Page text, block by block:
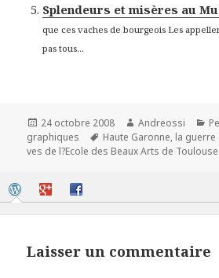
Splendeurs et misères au
que ces vaches de bourgeois Les
pas tous...
Publié
le
24 octobre 2008 Auteur
Andreossi
graphiques
Mots-
clés
Haute Garonne, la guerre
ves de l?Ecole des Beaux Arts de Toulouse
Laisser un commentaire